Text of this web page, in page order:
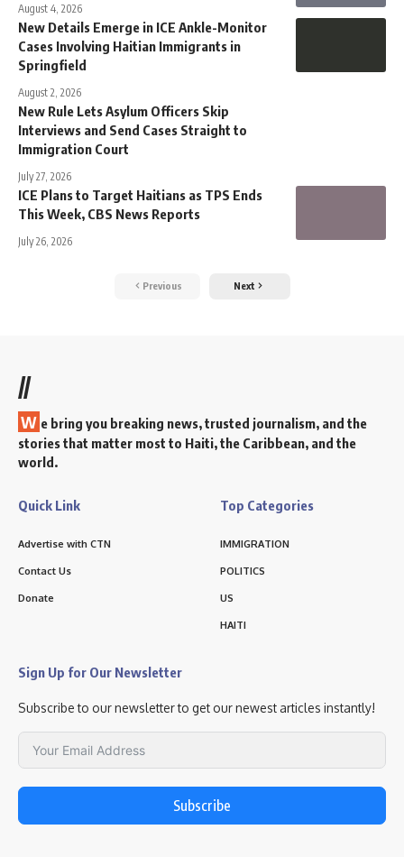
August 4, 2026
New Details Emerge in ICE Ankle-Monitor
Cases Involving Haitian Immigrants in
Springfield
August 2, 2026
New Rule Lets Asylum Officers Skip
Interviews and Send Cases Straight to
Immigration Court
July 27, 2026
ICE Plans to Target Haitians as TPS Ends
This Week, CBS News Reports
July 26, 2026
Previous Next
//
W e bring you breaking news, trusted journalism, and the
stories that matter most to Haiti, the Caribbean, and the
world.
Quick Link
Advertise with CTN
Contact Us
Donate
Top Categories
IMMIGRATION
POLITICS
US
HAITI
Sign Up for Our Newsletter
Subscribe to our newsletter to get our newest articles instantly!
Subscribe